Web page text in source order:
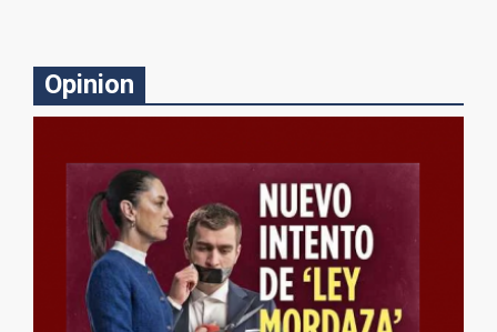
Opinion